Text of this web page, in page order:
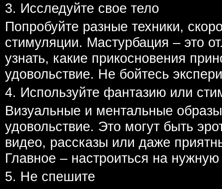
3. Исследуйте свое тело
Попробуйте разные техники,
стимуляции. Мастурбация – это
узнать, какие прикосновения
удовольствие. Не бойтесь
4. Используйте фантазию или
Визуальные и ментальные
удовольствие. Это могут быть
видео, рассказы или даже
Главное – настроиться на нужную
5. Не спешите